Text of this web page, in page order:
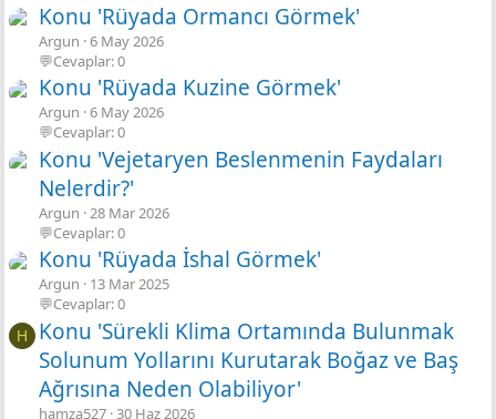
Konu 'Rüyada Ormancı Görmek'
Argun 6 May 2026
💬Cevaplar: 0
Konu 'Rüyada Kuzine Görmek'
Argun 6 May 2026
💬Cevaplar: 0
Konu 'Vejetaryen Beslenmenin Faydaları
Nelerdir?'
Argun 28 Mar 2026
💬Cevaplar: 0
Konu 'Rüyada İshal Görmek'
Argun
13 Mar 2025
💬Cevaplar: 0
H
Konu 'Sürekli Klima Ortamında Bulunmak
Solunum Yollarını Kurutarak Boğaz ve Baş
Ağrısına Neden Olabiliyor'
hamza527 30 Haz 2026